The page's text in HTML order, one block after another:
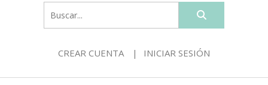
CREAR CUENTA INICIAR SESIÓN